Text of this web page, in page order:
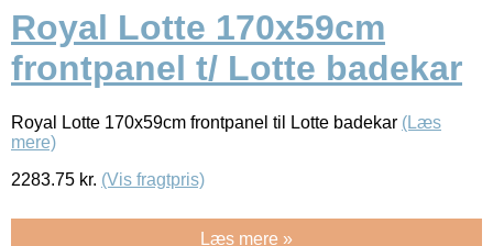
Royal Lotte 170x59cm
frontpanel t/ Lotte badekar
Royal Lotte 170x59cm frontpanel til Lotte badekar (Læs
mere)
2283.75 kr. (Vis fragtpris)
Læs mere »